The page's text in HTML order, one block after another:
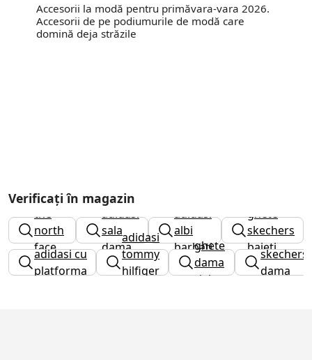
Accesorii la modă pentru primăvara-vara 2026.
Accesorii de pe podiumurile de modă care
domină deja străzile
Verificați în magazin
caciuli
the
north
face
dama
adidasi
sala
dama
adidasi
albi
barbati
ghete
skechers
baieti
adidasi cu
platforma
adidasi
tommy
hilfiger
ghete
dama
rieker
skechers
dama